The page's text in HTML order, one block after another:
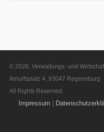
© 2026. Verwaltungs- und
Arnulfsplatz 4, 93047 Regensburg
All Rights Reserved.
Impressum |